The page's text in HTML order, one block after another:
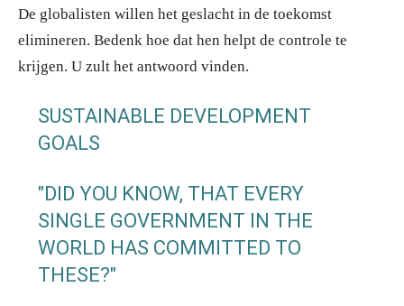
De globalisten willen het geslacht in de toekomst
elimineren. Bedenk hoe dat hen helpt de controle te
krijgen. U zult het antwoord vinden.
SUSTAINABLE DEVELOPMENT
GOALS
"DID YOU KNOW, THAT EVERY
SINGLE GOVERNMENT IN THE
WORLD HAS COMMITTED TO
THESE?"